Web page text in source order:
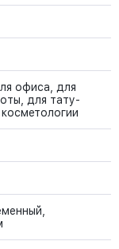
офиса, для
для тату-